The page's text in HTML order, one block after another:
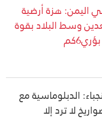
اليمن: هزة أرضية
وسط البلاد بقوة
الدبلوماسية مع
لا ترد إلا